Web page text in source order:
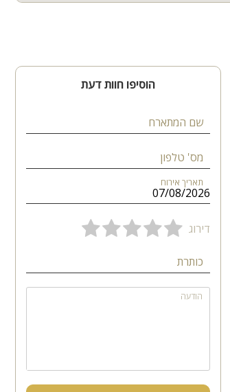
הוסיפו חוות דעת
שם המתארח
מס' טלפון
תאריך אירוח
דירוג
כותרת
הודעה